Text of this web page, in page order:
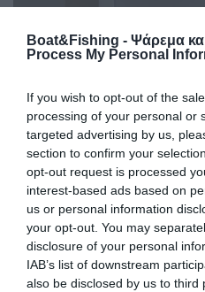
Boat&Fishing - Ψάρεμα
Process My Personal
If you wish to opt-out of the
processing of your personal or
targeted advertising by us,
section to confirm your
opt-out request is processed
interest-based ads based on
us or personal information
your opt-out. You may
disclosure of your personal
IAB’s list of downstream
also be disclosed by us to third